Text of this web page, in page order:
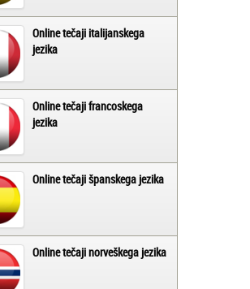
Online tečaji italijanskega
jezika
Online tečaji francoskega
jezika
Online tečaji španskega jezika
Online tečaji norveškega jezika